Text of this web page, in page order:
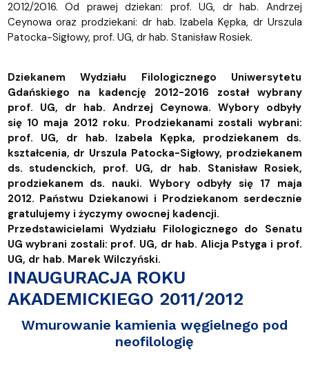
2012/2016. Od prawej dziekan: prof. UG, dr hab. Andrzej
Ceynowa oraz prodziekani: dr hab. Izabela Kępka, dr Urszula
Patocka-Sigłowy, prof. UG, dr hab. Stanisław Rosiek.
Dziekanem Wydziału Filologicznego Uniwersytetu
Gdańskiego na kadencję 2012-2016 został wybrany
prof. UG, dr hab. Andrzej Ceynowa. Wybory odbyły
się 10 maja 2012 roku. Prodziekanami zostali wybrani:
prof. UG, dr hab. Izabela Kępka, prodziekanem ds.
kształcenia, dr Urszula Patocka-Sigłowy, prodziekanem
ds. studenckich, prof. UG, dr hab. Stanisław Rosiek,
prodziekanem ds. nauki. Wybory odbyły się 17 maja
2012. Państwu Dziekanowi i Prodziekanom serdecznie
gratulujemy i życzymy owocnej kadencji.
Przedstawicielami Wydziału Filologicznego do Senatu
UG wybrani zostali: prof. UG, dr hab. Alicja Pstyga i prof.
UG, dr hab. Marek Wilczyński.
INAUGURACJA ROKU
AKADEMICKIEGO 2011/2012
Wmurowanie kamienia węgielnego pod
neofilologię